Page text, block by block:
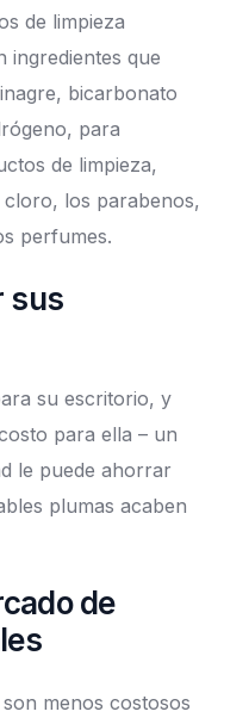
de limpieza
ingredientes que
bicarbonato
para
de limpieza,
cloro, los parabenos,
perfumes.
sus
su escritorio, y
para ella – un
le puede ahorrar
plumas acaben
de
menos costosos